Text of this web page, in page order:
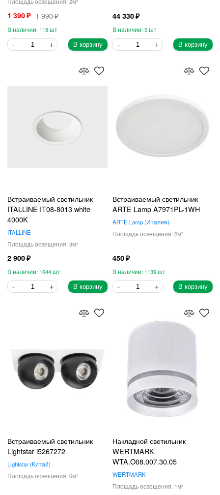
1 390 1 990
118
В корзину
44 330
5
В корзину
Встраиваемый светильник
ITALLINE IT08-8013 white
4000K
ITALLINE
3
2 900
1644
В корзину
Встраиваемый светильник
ARTE Lamp A7971PL-1WH
ARTE Lamp Италия
2
450
1139
В корзину
Встраиваемый светильник
Lightstar i5267272
Lightstar Китай
6
Накладной светильник
WERTMARK
WTA.O08.007.30.05
WERTMARK
1